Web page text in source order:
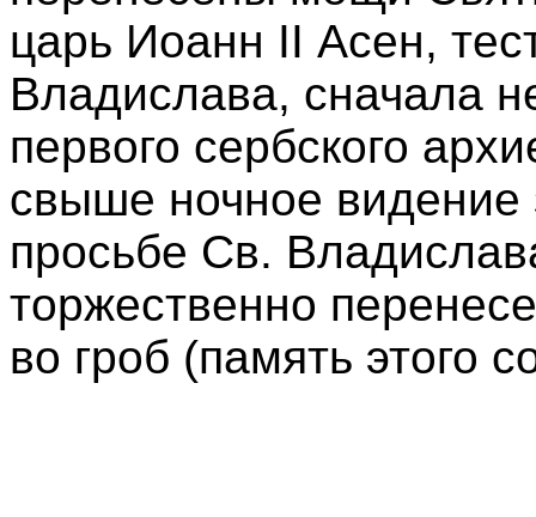
царь Иоанн II Асен,
Владислава, сначала
первого сербского
свыше ночное видение
просьбе Св.
торжественно
во гроб (память этого